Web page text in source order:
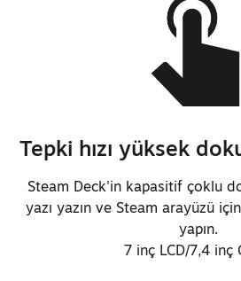
Tepki hızı yüksek
Steam Deck'in kapasitif çoklu
yazı yazın ve Steam arayüzü
yapın.
7 inç LCD/7,4 inç